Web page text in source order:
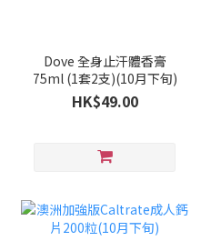
Dove 全身止汗體香膏
75ml (1套2支)(10月下旬)
HK$49.00